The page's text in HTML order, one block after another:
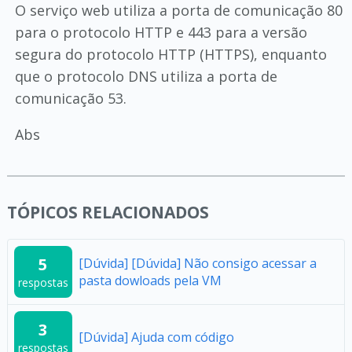
O serviço web utiliza a porta de comunicação 80
para o protocolo HTTP e 443 para a versão
segura do protocolo HTTP (HTTPS), enquanto
que o protocolo DNS utiliza a porta de
comunicação 53.
Abs
TÓPICOS RELACIONADOS
5
respostas
[Dúvida] [Dúvida] Não consigo acessar a
pasta dowloads pela VM
3
respostas
[Dúvida] Ajuda com código